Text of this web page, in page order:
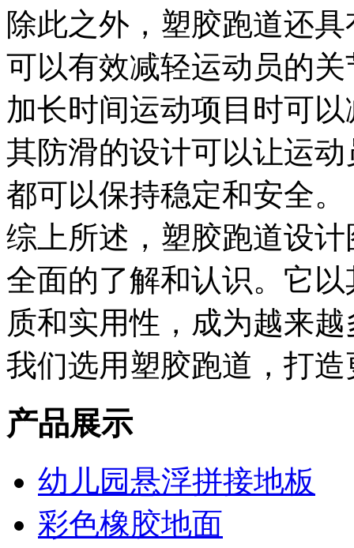
除此之外，塑胶跑道还
可以有效减轻运动员的
加长时间运动项目时可
其防滑的设计可以让运
都可以保持稳定和安全。
综上所述，塑胶跑道设
全面的了解和认识。它
质和实用性，成为越来
我们选用塑胶跑道，打
产品展示
幼儿园悬浮拼接地板
彩色橡胶地面